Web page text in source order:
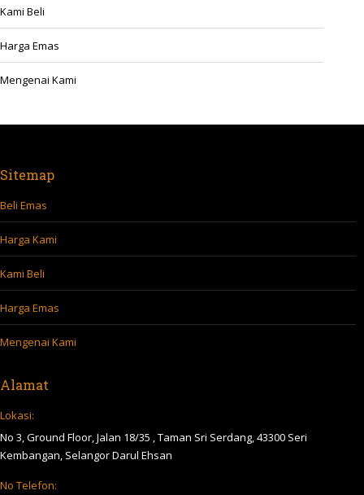
Kami Beli
Harga Emas
Mengenai Kami
Sitemap
Beli Emas
Harga Kami
Kami Beli
Harga Emas
Mengenai Kami
Alamat
Lokasi:
No 3, Ground Floor, Jalan 18/35 , Taman Sri Serdang, 43300 Seri
Kembangan, Selangor Darul Ehsan
No Telefon: